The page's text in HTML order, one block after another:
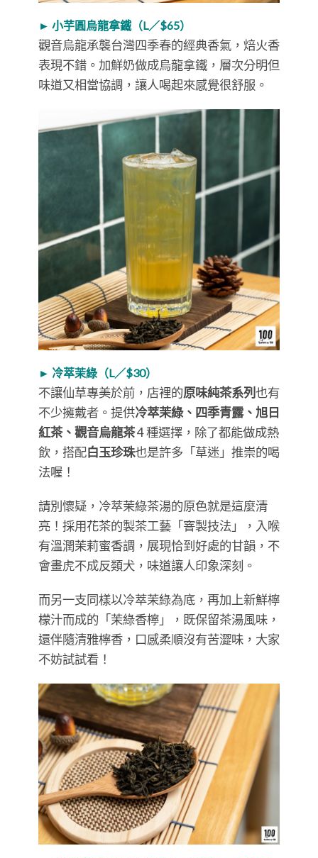
► 小芋圓烏龍拿鐵（L／$65）
觀音烏龍承襲台灣四季春的經典香氣，焙火香
表現不錯。加鮮奶做成烏龍拿鐵，層次分明但
味道又相當協調，讓人喝起來感覺很舒服。
► 冷萃茉綠（L／$30）
不讓仙草專美於前，店裡的原味純茶系列也有
不少擁戴者。提供冷萃茉綠、四季青露、旭日
紅茶、觀音烏龍茶4 種選擇，除了都能做成熱
飲，搭配白玉珍珠也是許多「草迷」推崇的喝
法喔！
請別懷疑，冷萃茉綠茶湯的原色就是這麼清
亮！採用花茶的製茶工藝「窨製技法」，入喉
有溫潤茉莉蜜香調，展現恰到好處的甘韻，不
會畫虎不成反類犬，味道讓人印象深刻。
而另一支同樣以冷萃茉綠為底，再加上新鮮檸
檬汁而成的「茉綠香檸」，既保留茶湯風味，
還伴隨清雅檸香，口感柔順沒有苦澀味，大家
不妨試試看！